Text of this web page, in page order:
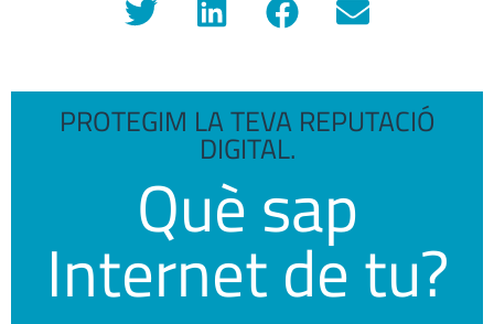
PROTEGIM LA TEVA REPUTACIÓ
DIGITAL.
Què sap
Internet de tu?